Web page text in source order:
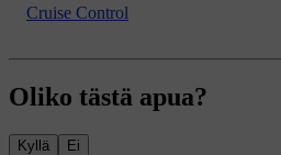
Cruise Control
Oliko tästä apua?
Kyllä Ei